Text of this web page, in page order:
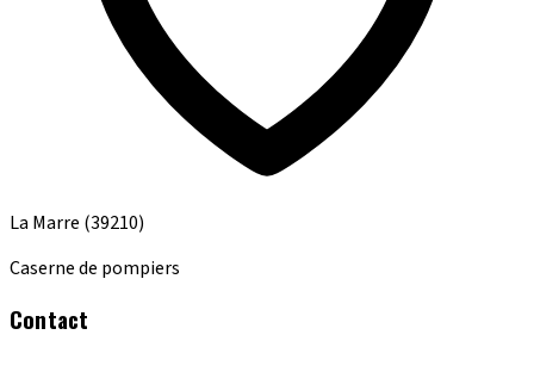
La Marre (39210)
Caserne de pompiers
Contact